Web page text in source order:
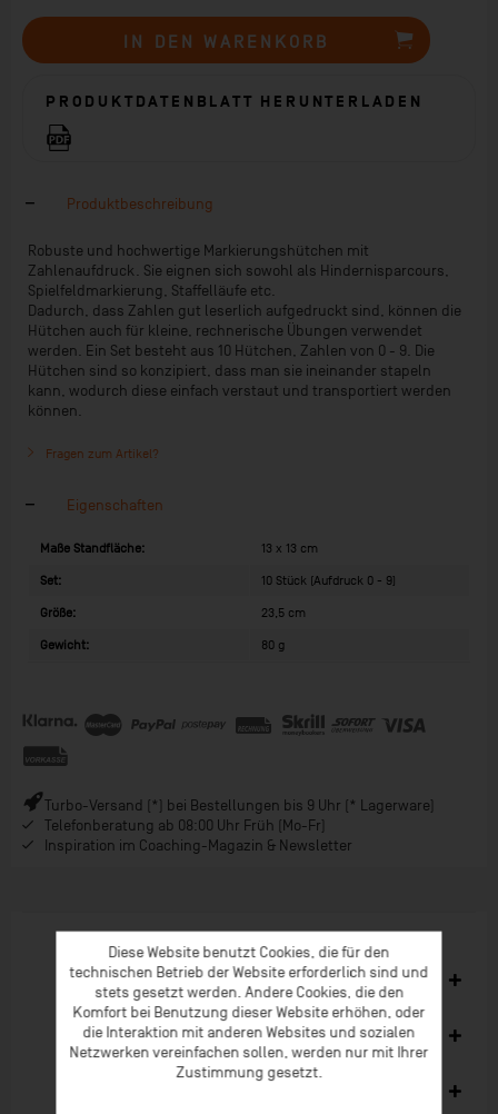
IN DEN WARENKORB
PRODUKTDATENBLATT HERUNTERLADEN
Produktbeschreibung
Robuste und hochwertige Markierungshütchen mit
Zahlenaufdruck. Sie eignen sich sowohl als Hindernisparcours,
Spielfeldmarkierung, Staffelläufe etc.
Dadurch, dass Zahlen gut leserlich aufgedruckt sind, können die
Hütchen auch für kleine, rechnerische Übungen verwendet
werden. Ein Set besteht aus 10 Hütchen, Zahlen von 0 - 9. Die
Hütchen sind so konzipiert, dass man sie ineinander stapeln
kann, wodurch diese einfach verstaut und transportiert werden
können.
Fragen zum Artikel?
Eigenschaften
Maße Standfläche: 13 x 13 cm
Set: 10 Stück (Aufdruck 0 - 9)
Größe: 23,5 cm
Gewicht: 80 g
Turbo-Versand (*) bei Bestellungen bis 9 Uhr (* Lagerware)
Telefonberatung ab 08:00 Uhr Früh (Mo-Fr)
Inspiration im Coaching-Magazin & Newsletter
Ähnliche Artikel
Kunden kauften auch
Diese Website benutzt Cookies, die für den
technischen Betrieb der Website erforderlich sind und
stets gesetzt werden. Andere Cookies, die den
Komfort bei Benutzung dieser Website erhöhen, oder
die Interaktion mit anderen Websites und sozialen
Netzwerken vereinfachen sollen, werden nur mit Ihrer
Zustimmung gesetzt.